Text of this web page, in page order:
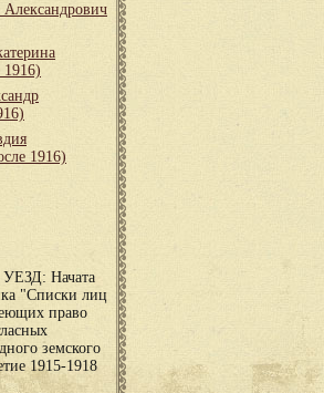
1916)
1916)
Начата
"Списки лиц
право
земского
1915-1918